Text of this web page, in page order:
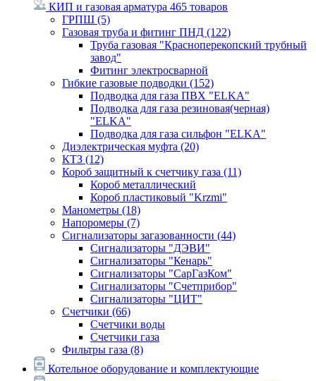
КИП и газовая арматура 465 товаров
ГРПШ (5)
Газовая труба и фитинг ПНД (122)
Труба газовая "Красноперекопский трубный
завод"
Фитинг электросварной
Гибкие газовые подводки (152)
Подводка для газа ПВХ "ELKA"
Подводка для газа резиновая(черная)
"ELKA"
Подводка для газа сильфон "ELKA"
Диэлектрическая муфта (20)
КТЗ (12)
Короб защитный к счетчику газа (11)
Короб металлический
Короб пластиковый "Krzmi"
Манометры (18)
Напоромеры (7)
Сигнализаторы загазованности (44)
Сигнализаторы "ДЭВИ"
Сигнализаторы "Кенарь"
Сигнализаторы "СарГазКом"
Сигнализаторы "Счетприбор"
Сигнализаторы "ЦИТ"
Счетчики (66)
Счетчики воды
Счетчики газа
Фильтры газа (8)
Котельное оборудование и комплектующие